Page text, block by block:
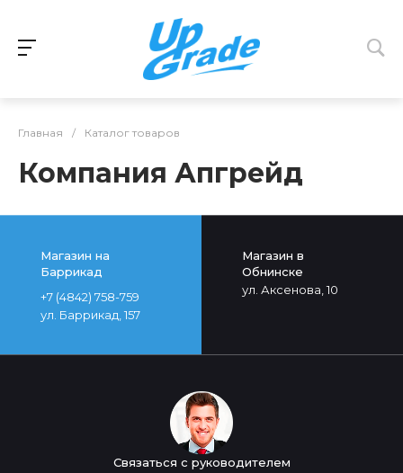
Главная / Каталог товаров
Компания Апгрейд
Магазин на
Баррикад
+7 (4842) 758-759
ул. Баррикад, 157
Магазин в
Обнинске
ул. Аксенова, 10
Связаться с руководителем